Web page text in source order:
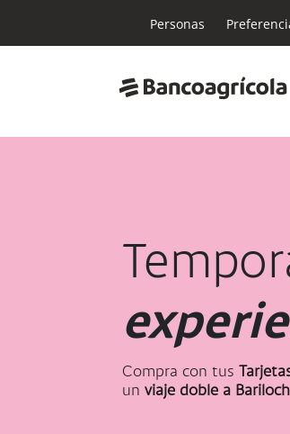
Personas
Compra con tus
un viaje doble a